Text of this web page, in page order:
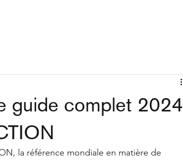
guide complet 2024
la référence mondiale en matière de